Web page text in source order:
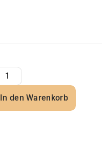
In den Warenkorb